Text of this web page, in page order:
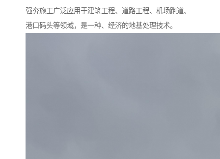
强夯施工广泛应用于建筑工程、道路工程、机场跑道、
港口码头等领域，是一种、经济的地基处理技术。